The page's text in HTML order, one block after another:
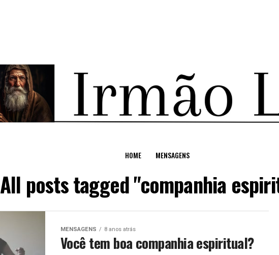
HOME MENSAGENS
All posts tagged "companhia
MENSAGENS 8 anos atrás
Você tem boa companhia espiritual?